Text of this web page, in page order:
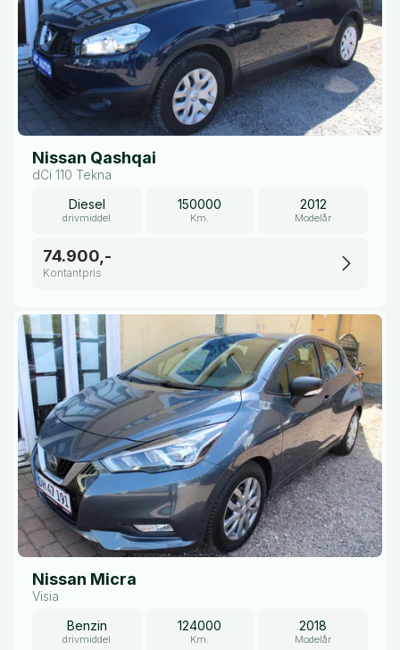
Nissan Qashqai
dCi 110 Tekna
Diesel
drivmiddel
150000
Km.
2012
Modelår
74.900,-
Kontantpris
Nissan Micra
Visia
Benzin
drivmiddel
124000
Km.
2018
Modelår